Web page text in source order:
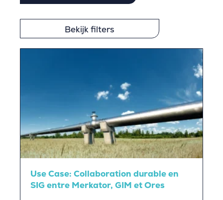
Bekijk filters
Use Case: Collaboration durable en
SIG entre Merkator, GIM et Ores